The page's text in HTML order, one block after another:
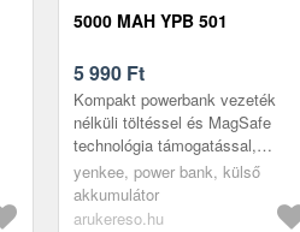
5000 MAH YPB 501
5 990 Ft
Kompakt powerbank vezeték
nélküli töltéssel és MagSafe
technológia támogatással,
5000mAh kapacitással. A
vezeték nélküli töltés teljes
mértékben tá...
yenkee, power bank, külső
akkumulátor
arukereso.hu